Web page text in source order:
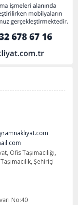
Ofis Taşımacılığı,
Şehiriçi
No:40